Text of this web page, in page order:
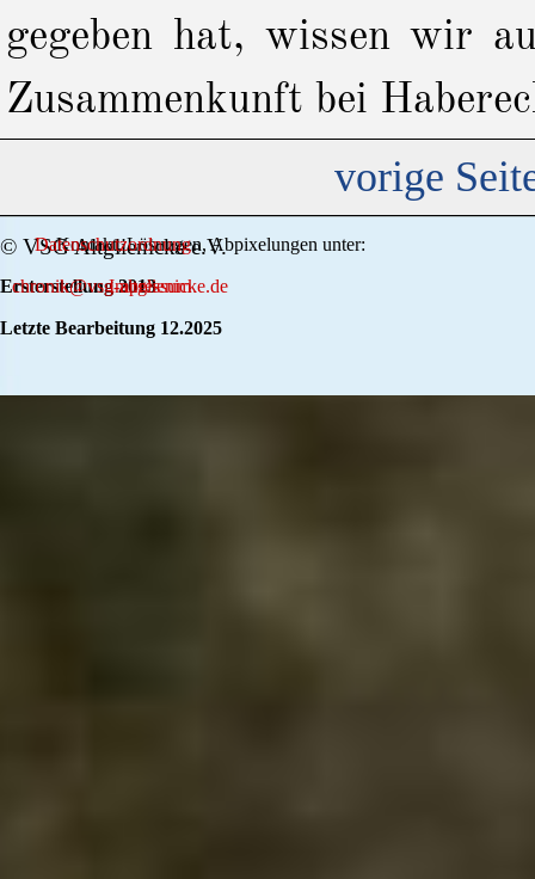
gegeben hat, wissen wir
Zusammenkunft bei
vorige
© VSG Altglienicke e.V.
Kontakt, Lösungen, Abpixelungen unter:
Datenschutzordnung
Ersterstellung 2013
chronik@vsg-altglienicke.de
Impressum
Letzte Bearbeitung 12.2025